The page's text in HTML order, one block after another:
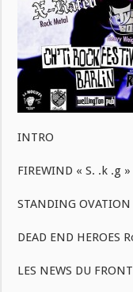
INTRO
FIREWIND « S. .k .g »
STANDING OVATION
DEAD END HEROES
LES NEWS DU FRONT